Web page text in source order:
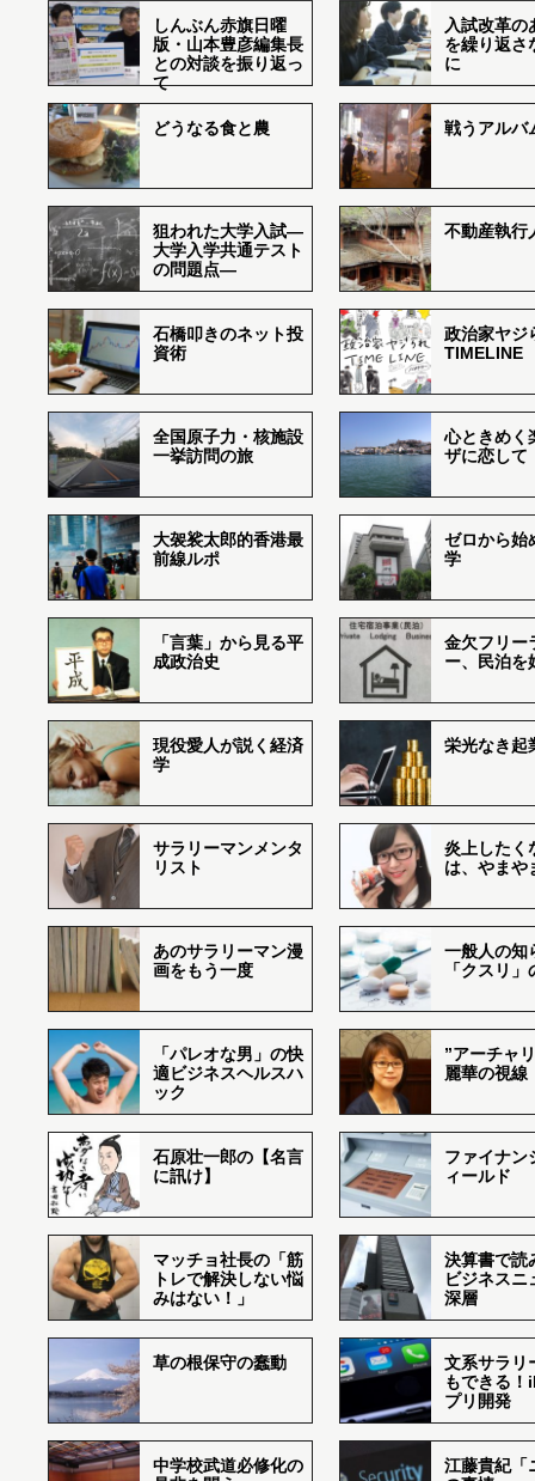
しんぶん赤旗日曜
版・山本豊彦編集長
との対談を振り返っ
て
入試改革の
を繰り返さ
に
どうなる食と農 戦うアルバ
狙われた大学入試―
大学入学共通テスト
の問題点―
不動産執行
石橋叩きのネット投
資術
政治家ヤジ
TIMELINE
全国原子力・核施設
一挙訪問の旅
心ときめく
ザに恋して
大袈裟太郎的香港最
前線ルポ
ゼロから始
学
「言葉」から見る平
成政治史
金欠フリー
ー、民泊を
現役愛人が説く経済
学
栄光なき起
サラリーマンメンタ
リスト
炎上したく
は、やまや
あのサラリーマン漫
画をもう一度
一般人の知
「クスリ
「パレオな男」の快
適ビジネスヘルスハ
ック
”アーチャ
麗華の視線
石原壮一郎の【名言
に訊け】
ファイナン
ィールド
マッチョ社長の「筋
トレで解決しない悩
みはない！」
決算書で読
ビジネスニ
深層
草の根保守の蠢動
文系サラリ
もできる
プリ開発
中学校武道必修化の
江藤貴紀「